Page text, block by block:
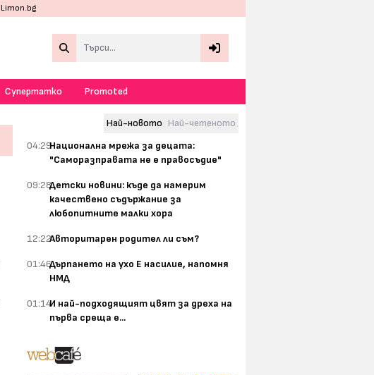
Limon.bg
Супертатко Promoted
Най-новото Най-четеното
04:29Национална мрежа за децата:
"Саморазправата не е правосъдие"
09:28Детски новини: къде да намерим
качествено съдържание за
любопитните малки хора
12:22Авторитарен родител ли съм?
01:46Дърпането на ухо Е насилие, напомня
НМД
01:14И най-подходящият цвят за дреха на
първа среща е...